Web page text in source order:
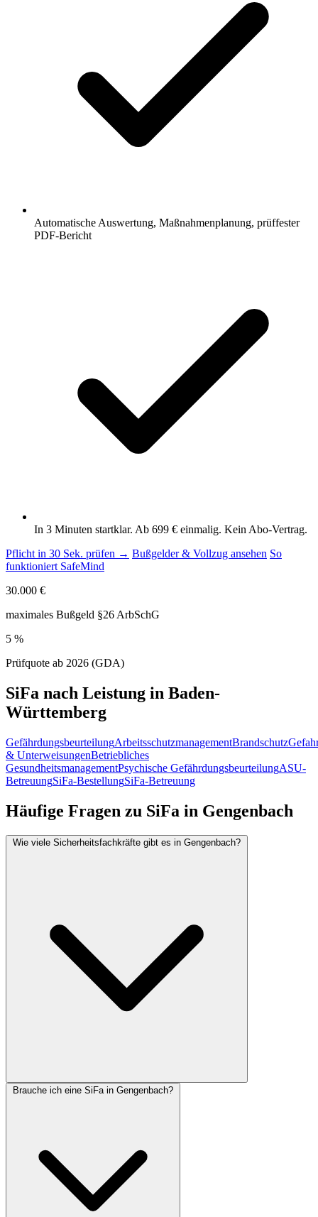
Automatische Auswertung, Maßnahmenplanung, prüffester
PDF-Bericht
In 3 Minuten startklar. Ab 699 € einmalig. Kein Abo-Vertrag.
Pflicht in 30 Sek. prüfen → Bußgelder & Vollzug ansehen So
funktioniert SafeMind
30.000 €
maximales Bußgeld §26 ArbSchG
5 %
Prüfquote ab 2026 (GDA)
SiFa nach Leistung in Baden-
Württemberg
GefährdungsbeurteilungArbeitsschutzmanagementBrandschutz
& UnterweisungenBetriebliches
GesundheitsmanagementPsychische GefährdungsbeurteilungASU-
BetreuungSiFa-BestellungSiFa-Betreuung
Häufige Fragen zu SiFa in Gengenbach